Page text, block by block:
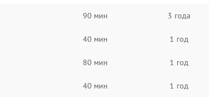
90 мин 3 года
40 мин 1 год
80 мин 1 год
40 мин 1 год